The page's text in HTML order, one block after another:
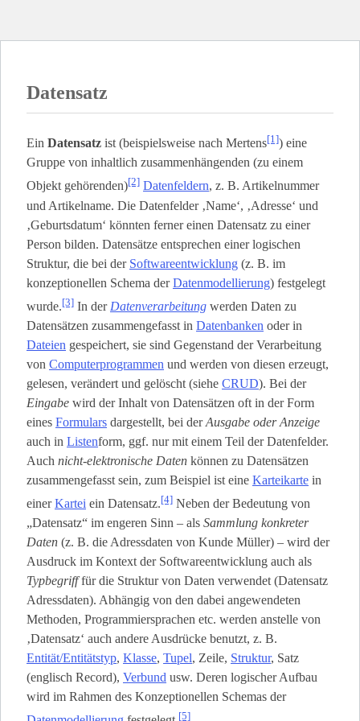
Datensatz
Ein Datensatz ist (beispielsweise nach Mertens[1]) eine
Gruppe von inhaltlich zusammenhängenden (zu einem
Objekt gehörenden)[2] Datenfeldern, z. B. Artikelnummer
und Artikelname. Die Datenfelder ‚Name‘, ‚Adresse‘ und
‚Geburtsdatum‘ könnten ferner einen Datensatz zu einer
Person bilden. Datensätze entsprechen einer logischen
Struktur, die bei der Softwareentwicklung (z. B. im
konzeptionellen Schema derDatenmodellierung) festgelegt
wurde.[3] In der Datenverarbeitung werden Daten zu
Datensätzen zusammengefasst in Datenbanken oder in
Dateien gespeichert, sie sind Gegenstand der Verarbeitung
von Computerprogrammen und werden von diesen erzeugt,
gelesen, verändert und gelöscht (siehe CRUD). Bei der
Eingabe wird der Inhalt von Datensätzen oft in der Form
eines Formulars dargestellt, bei derAusgabe oder Anzeige
auch in Listen­form, ggf. nur mit einem Teil der Datenfelder.
Auch nicht-elektronische Daten können zu Datensätzen
zusammengefasst sein, zum Beispiel ist eine Karteikarte in
einerKartei ein Datensatz.[4] Neben der Bedeutung von
„Datensatz“ im engeren Sinn – als Sammlung konkreter
Daten (z. B. die Adressdaten von Kunde Müller) – wird der
Ausdruck im Kontext der Softwareentwicklung auch als
Typbegrifffür die Struktur von Daten verwendet (Datensatz
Adressdaten). Abhängig von den dabei angewendeten
Methoden, Programmiersprachen etc. werden anstelle von
‚Datensatz‘ auch andere Ausdrücke benutzt, z. B.
Entität/Entitätstyp, Klasse, Tupel, Zeile, Struktur, Satz
(englisch Record), Verbund usw. Deren logischer Aufbau
wird im Rahmen des Konzeptionellen Schemas der
[5]